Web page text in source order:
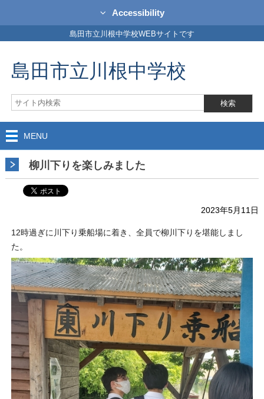
Accessibility
島田市立川根中学校WEBサイトです
島田市立川根中学校
MENU
柳川下りを楽しみました
2023年5月11日
12時過ぎに川下り乗船場に着き、全員で柳川下りを堪能しまし
た。